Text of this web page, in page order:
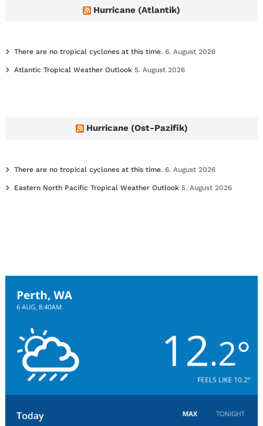
Hurricane (Atlantik)
There are no tropical cyclones at this time. 6. August 2026
Atlantic Tropical Weather Outlook 5. August 2026
Hurricane (Ost-Pazifik)
There are no tropical cyclones at this time. 6. August 2026
Eastern North Pacific Tropical Weather Outlook 5. August 2026